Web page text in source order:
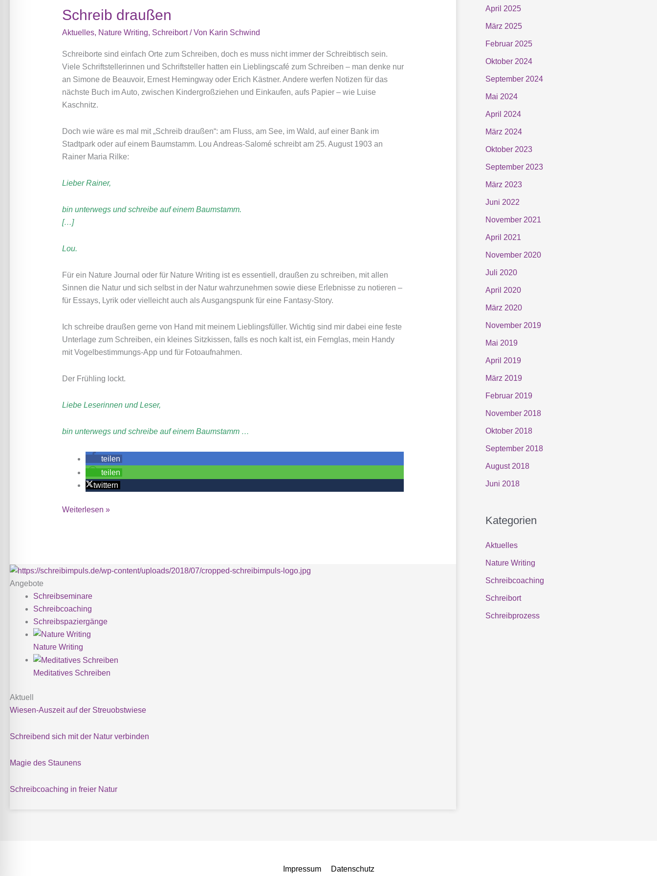
Schreib draußen
Aktuelles, Nature Writing, Schreibort/ Von Karin Schwind
Schreiborte sind einfach Orte zum Schreiben, doch es muss nicht immer der Schreibtisch sein.
Viele Schriftstellerinnen und Schriftsteller hatten ein Lieblingscafé zum Schreiben – man denke nur
an Simone de Beauvoir, Ernest Hemingway oder Erich Kästner. Andere werfen Notizen für das
nächste Buch im Auto, zwischen Kindergroßziehen und Einkaufen, aufs Papier – wie Luise
Kaschnitz.
Doch wie wäre es mal mit „Schreib draußen“: am Fluss, am See, im Wald, auf einer Bank im
Stadtpark oder auf einem Baumstamm. Lou Andreas-Salomé schreibt am 25. August 1903 an
Rainer Maria Rilke:
Lieber Rainer,
bin unterwegs und schreibe auf einem Baumstamm.
[…]
Lou.
Für ein Nature Journal oder für Nature Writing ist es essentiell, draußen zu schreiben, mit allen
Sinnen die Natur und sich selbst in der Natur wahrzunehmen sowie diese Erlebnisse zu notieren –
für Essays, Lyrik oder vielleicht auch als Ausgangspunk für eine Fantasy-Story.
Ich schreibe draußen gerne von Hand mit meinem Lieblingsfüller. Wichtig sind mir dabei eine feste
Unterlage zum Schreiben, ein kleines Sitzkissen, falls es noch kalt ist, ein Fernglas, mein Handy
mit Vogelbestimmungs-App und für Fotoaufnahmen.
Der Frühling lockt.
Liebe Leserinnen und Leser,
bin unterwegs und schreibe auf einem Baumstamm …
teilen
teilen
twittern
Schreib
Weiterlesen »
Angebote
Schreibseminare
Schreibcoaching
Schreibspaziergänge
Nature Writing
Meditatives Schreiben
Aktuell
Wiesen-Auszeit auf der Streuobstwiese
Schreibend sich mit der Natur verbinden
Magie des Staunens
Schreibcoaching in freier Natur
h
:
April 2025
März 2025
Februar 2025
Oktober 2024
September 2024
Mai 2024
April 2024
März 2024
Oktober 2023
September 2023
März 2023
Juni 2022
November 2021
April 2021
November 2020
Juli 2020
April 2020
März 2020
November 2019
Mai 2019
April 2019
März 2019
Februar 2019
November 2018
Oktober 2018
September 2018
August 2018
Juni 2018
Kategorien
Aktuelles
Nature Writing
Schreibcoaching
Schreibort
Schreibprozess
Impressum Datenschutz